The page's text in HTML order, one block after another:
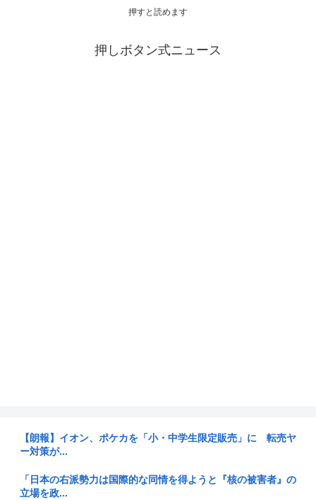
押すと読めます
押しボタン式ニュース
【朗報】イオン、ポケカを「小・中学生限定販売」に 転売ヤ
ー対策が...
「日本の右派勢力は国際的な同情を得ようと『核の被害者』の
立場を政...